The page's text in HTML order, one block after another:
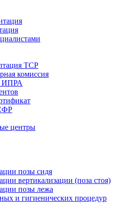
ТСР
комиссия
ИПРА
центры
позы сидя
вертикализации (поза стоя)
позы лежа
и гигиенических процедур